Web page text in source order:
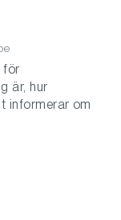
för
är, hur
informerar om